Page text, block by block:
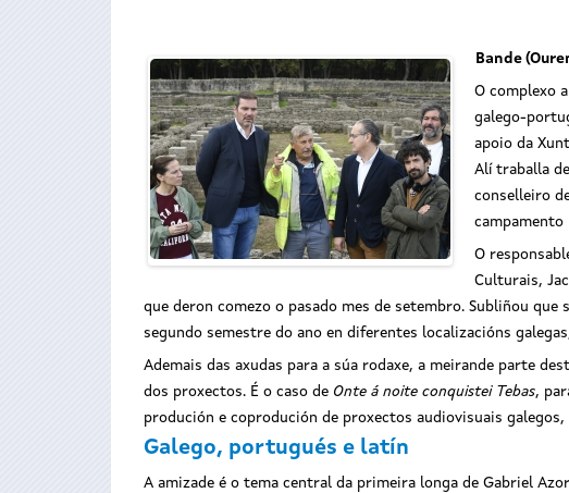
Bande
O complexo
galego-
apoio da
Alí traballa
conselleiro
campamento
O
Culturais,
que deron comezo o pasado mes de setembro. Subliñou
segundo semestre do ano en diferentes localizacións
Ademais das axudas para a súa rodaxe, a meirande parte
dos proxectos. É o caso de Onte á noite conquistei Tebas,
produción e coprodución de proxectos audiovisuais
Galego, portugués e latín
A amizade é o tema central da primeira longa de Gabriel